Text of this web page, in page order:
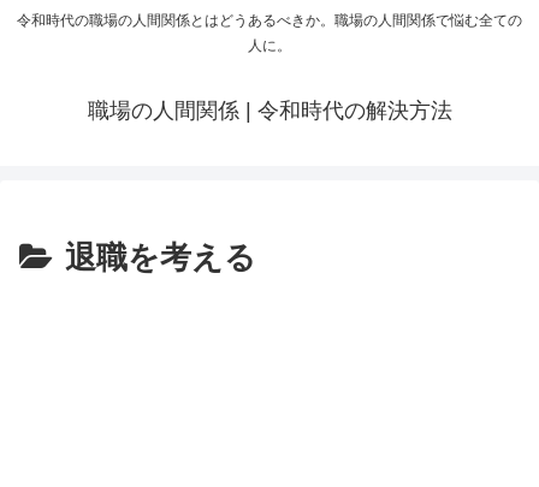
令和時代の職場の人間関係とはどうあるべきか。職場の人間関係で悩む全ての
人に。
職場の人間関係 | 令和時代の解決方法
退職を考える